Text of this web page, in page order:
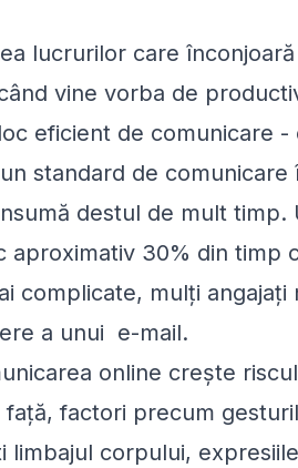
lucrurilor care
vine vorba de
eficient de comunicare
standard de
destul de mult
aproximativ 30% din
complicate, mulți
a unui e-mail.
online crește
factori precum
limbajul corpului,